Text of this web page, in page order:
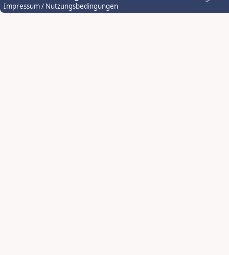
Impressum / Nutzungsbedingungen